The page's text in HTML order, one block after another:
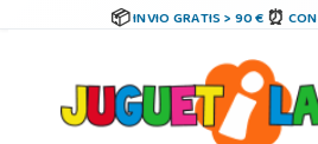
INVIO GRATIS > 90 €